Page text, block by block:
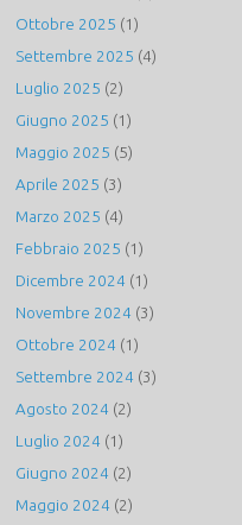
Ottobre 2025 (1)
Settembre 2025 (4)
Luglio 2025 (2)
Giugno 2025 (1)
Maggio 2025 (5)
Aprile 2025 (3)
Marzo 2025 (4)
Febbraio 2025 (1)
Dicembre 2024 (1)
Novembre 2024 (3)
Ottobre 2024 (1)
Settembre 2024 (3)
Agosto 2024 (2)
Luglio 2024 (1)
Giugno 2024 (2)
Maggio 2024 (2)